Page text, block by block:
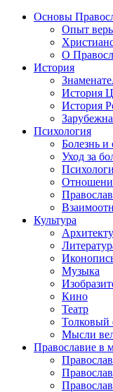
Основы
Опыт
О
История
История
История
Психология
Болезнь и
Уход за
Культура
Музыка
Кино
Театр
Толковый
Мысли
Православие в